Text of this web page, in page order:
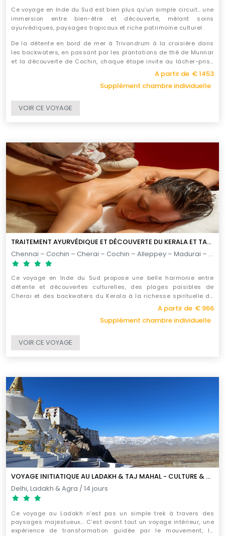
Ce voyage en Inde du Sud est bien plus qu’un simple circuit… une
immersion entre bien-être et découverte, mêlant soins
ayurvédiques, paysages tropicaux et riche patrimoine culturel.
De la détente en bord de mer à Trivandrum à la croisière dans
les backwaters, en passant par les plantations de thé de Munnar
et la découverte de Cochin, chaque étape invite au lâcher-prise
A partir de € 1453
Supplément chambre individuelle
VOIR CE VOYAGE
TRAITEMENT AYURVÉDIQUE ET DÉCOUVERTE DU KERALA ET TAMIL NADU
Chennai – Cochin – Cherai – Cochin – Alleppey – Madurai – Chettinad – Pondicherry – Chennai / 12 jours
Ce voyage en Inde du Sud propose une belle harmonie entre
détente et découvertes culturelles, des plages paisibles de
Cherai et des backwaters du Kerala à la richesse spirituelle de
Madurai et au charme colonial de Pondichéry, jusqu’à la vibrante
A partir de € 966
Supplément chambre individuelle
VOIR CE VOYAGE
VOYAGE INITIATIQUE AU LADAKH & TAJ MAHAL - CULTURE & SPIRITUALITÉ
Delhi, Ladakh & Agra / 14 jours
Ce voyage au Ladakh n'est pas un simple trek à travers des
paysages majestueux... C'est avant tout un voyage intérieur, une
expérience de transformation guidée par le mouvement, la